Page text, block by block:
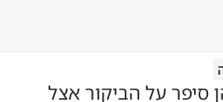
סיפר על הביקור אצל